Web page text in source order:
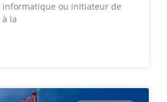
informatique ou initiateur de
la